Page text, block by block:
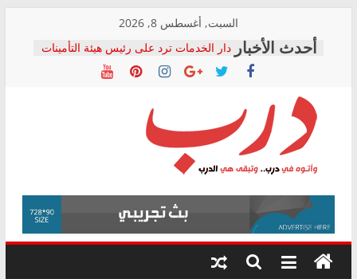
content
السبت, أغسطس 8, 2026
دار الخدمات ترد على رئيس هيئة التأمينات
بعد مؤتمره الصحفي: إنكار الأزمة لا ينهي
معاناة أصحاب المعاشات.. ونطالب بكشف
فرحات سليمان يكتب: القطاع الصحي إلى
أين؟
حزب التحالف الشعبي يطلق لجنة “الحق
في الصحة” بالإسكندرية لرصد الانتهاكات
ودعم المرضى
الوزاري لمدينة الصحفيين.. وانتهاء أعمال
إنشاء المبنى الإداري
المجلس القومي لحقوق الإنسان يعلن
متابعة قضية الدكتور محمد زهران.. ويؤكد:
قرينة البراءة وضمانات المحاكمة العادلة
درب
وأتوه
درب..
وتبقى
هي